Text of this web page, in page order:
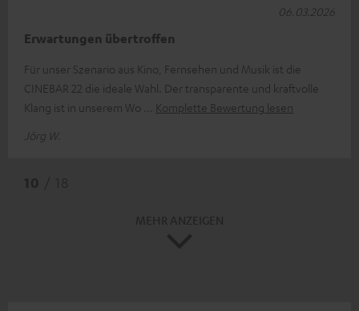
Erwartungen übertroffen
Für unser Szenario aus Kino, Fernsehen und Musik ist die
CINEBAR 22 die ideale Wahl. Der transparente und kraftvolle
Klang ist in unserem Wo
Komplette Bewertung lesen
Jörg W.
06.03.2026